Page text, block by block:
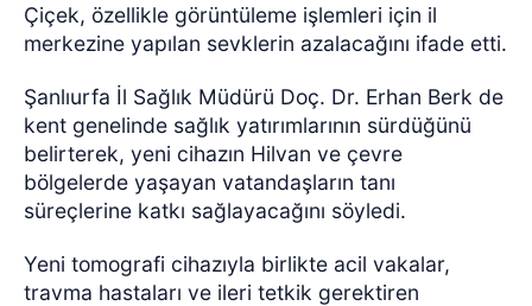
Çiçek, özellikle görüntüleme işlemleri için il
merkezine yapılan sevklerin azalacağını ifade etti.
Şanlıurfa İl Sağlık Müdürü Doç. Dr. Erhan Berk de
kent genelinde sağlık yatırımlarının sürdüğünü
belirterek, yeni cihazın Hilvan ve çevre
bölgelerde yaşayan vatandaşların tanı
süreçlerine katkı sağlayacağını söyledi.
Yeni tomografi cihazıyla birlikte acil vakalar,
travma hastaları ve ileri tetkik gerektiren